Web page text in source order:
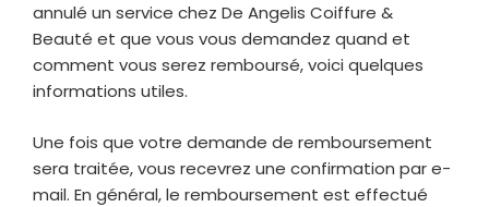
annulé un service chez De Angelis Coiffure &
Beauté et que vous vous demandez quand et
comment vous serez remboursé, voici quelques
informations utiles.
Une fois que votre demande de remboursement
sera traitée, vous recevrez une confirmation par e-
mail. En général, le remboursement est effectué